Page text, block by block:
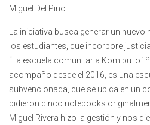
Miguel Del Pino.
La iniciativa busca generar un nuevo
los estudiantes, que incorpore
“La escuela comunitaria Kom pu lof
acompaño desde el 2016, es una
subvencionada, que se ubica en un
pidieron cinco notebooks
Miguel Rivera hizo la gestión y nos